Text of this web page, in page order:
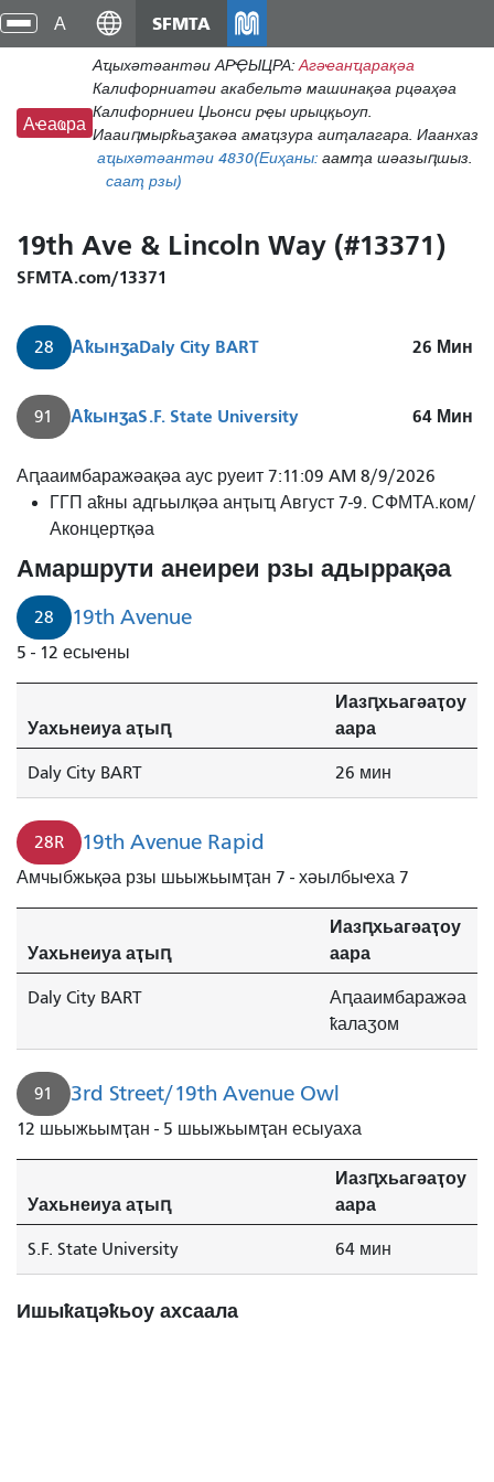
Аҵакы
хада
ахь
аиасра
SFMTA
Агәҽанҵарақәа
Аҵыхәтәантәи АРҾЫЦРА:
Калифорниатәи акабельтә машинақәа рцәаҳәа
Калифорниеи Џьонси рҿы ирыцқьоуп.
Иааиԥмырҟьаӡакәа амаҵзура аиҭалагара. Иаанхаз
аамҭа шәазыԥшыз.
(Еиҳаны:
30
аҵыхәтәантәи 48
сааҭ рзы)
Аҽаҩра
19th Ave & Lincoln Way (#13371)
SFMTA.com/13371
28 АҟынӡаDaly City BART 26 Мин
91 АҟынӡаS.F. State University 64 Мин
Аԥааимбаражәақәа аус руеит 7:11:09 AM 8/9/2026
ГГП аҟны адгьылқәа анҭыҵ Август 7-9. СФМТА.ком/
Аконцертқәа
Амаршрути анеиреи рзы адыррақәа
28 19th Avenue
5 - 12 есыҽны
Уахьнеиуа аҭыԥ
Иазԥхьагәаҭоу
аара
Daly City BART 26 мин
28R 19th Avenue Rapid
Амчыбжьқәа рзы шьыжьымҭан 7 - хәылбыҽха 7
Уахьнеиуа аҭыԥ
Иазԥхьагәаҭоу
аара
Daly City BART
Аԥааимбаражәа
ҟалаӡом
91 3rd Street/19th Avenue Owl
12 шьыжьымҭан - 5 шьыжьымҭан есыуаха
Уахьнеиуа аҭыԥ
Иазԥхьагәаҭоу
аара
S.F. State University 64 мин
Ишыҟаҵәҟьоу ахсаала